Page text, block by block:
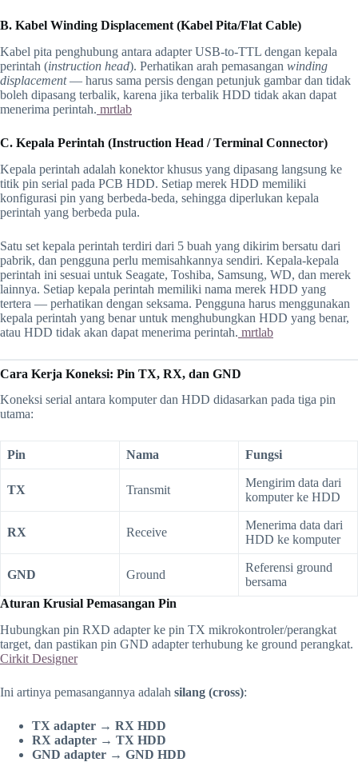
B. Kabel Winding Displacement (Kabel Pita/Flat Cable)
Kabel pita penghubung antara adapter USB-to-TTL dengan kepala
perintah (instruction head). Perhatikan arah pemasangan winding
displacement— harus sama persis dengan petunjuk gambar dan tidak
boleh dipasang terbalik, karena jika terbalik HDD tidak akan dapat
menerima perintah. mrtlab
C. Kepala Perintah (Instruction Head / Terminal Connector)
Kepala perintah adalah konektor khusus yang dipasang langsung ke
titik pin serial pada PCB HDD. Setiap merek HDD memiliki
konfigurasi pin yang berbeda-beda, sehingga diperlukan kepala
perintah yang berbeda pula.
Satu set kepala perintah terdiri dari 5 buah yang dikirim bersatu dari
pabrik, dan pengguna perlu memisahkannya sendiri. Kepala-kepala
perintah ini sesuai untuk Seagate, Toshiba, Samsung, WD, dan merek
lainnya. Setiap kepala perintah memiliki nama merek HDD yang
tertera — perhatikan dengan seksama. Pengguna harus menggunakan
kepala perintah yang benar untuk menghubungkan HDD yang benar,
atau HDD tidak akan dapat menerima perintah. mrtlab
Cara Kerja Koneksi: Pin TX, RX, dan GND
Koneksi serial antara komputer dan HDD didasarkan pada tiga pin
utama:
Pin Nama Fungsi
TX Transmit
Mengirim data dari
komputer ke HDD
RX Receive
Menerima data dari
HDD ke komputer
GND Ground
Referensi ground
bersama
Aturan Krusial Pemasangan Pin
Hubungkan pin RXD adapter ke pin TX mikrokontroler/perangkat
target, dan pastikan pin GND adapter terhubung ke ground perangkat.
Cirkit Designer
Ini artinya pemasangannya adalah silang (cross):
TX adapter → RX HDD
RX adapter → TX HDD
GND adapter → GND HDD